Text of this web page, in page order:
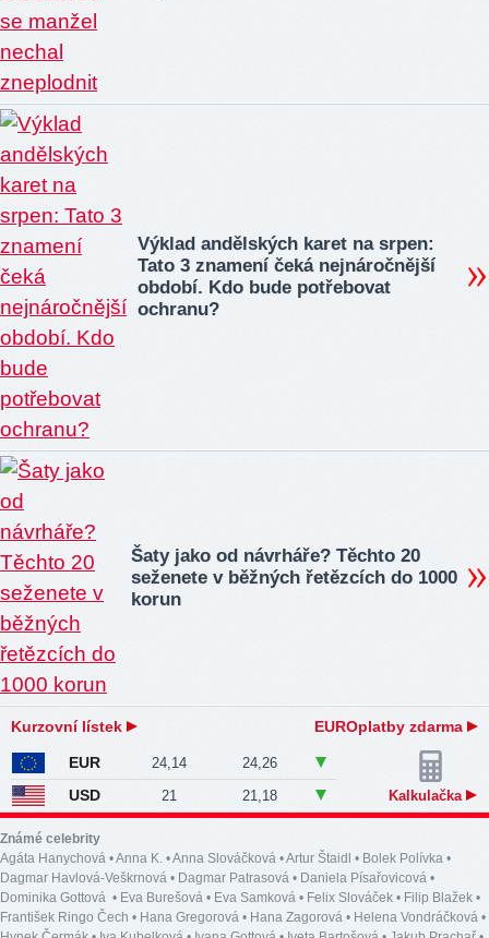
Výklad andělských karet na srpen:
Tato 3 znamení čeká nejnáročnější
období. Kdo bude potřebovat
ochranu?
Šaty jako od návrháře? Těchto 20
seženete v běžných řetězcích do 1000
korun
Kurzovní lístek EUROplatby zdarma
EUR 24,14 24,26
USD 21 21,18 Kalkulačka
Známé celebrity
Agáta Hanychová •Anna K. •Anna Slováčková •Artur Štaidl • Bolek Polívka •
Dagmar Havlová-Veškrnová • Dagmar Patrasová • Daniela Písařovicová •
Dominika Gottová • Eva Burešová • Eva Samková • Felix Slováček • Filip Blažek •
František Ringo Čech • Hana Gregorová • Hana Zagorová • Helena Vondráčková •